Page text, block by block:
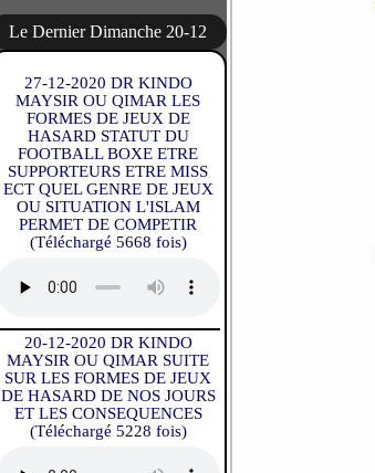
Le Dernier Dimanche 20-12
27-12-2020 DR KINDO
MAYSIR OU QIMAR LES
FORMES DE JEUX DE
HASARD STATUT DU
FOOTBALL BOXE ETRE
SUPPORTEURS ETRE MISS
ECT QUEL GENRE DE JEUX
OU SITUATION L'ISLAM
PERMET DE COMPETIR
(Téléchargé 5668 fois)
20-12-2020 DR KINDO
MAYSIR OU QIMAR SUITE
SUR LES FORMES DE JEUX
DE HASARD DE NOS JOURS
ET LES CONSEQUENCES
(Téléchargé 5228 fois)